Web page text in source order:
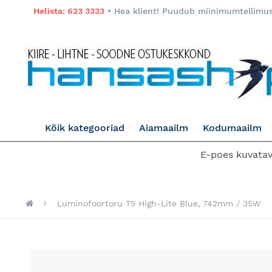
Helista: 623 3333 • Hea klient! Puudub
Kõik kategooriad Aiamaailm Kodumaailm
E-poes
Luminofoortoru T5 High-Lite Blue, 742mm / 35W